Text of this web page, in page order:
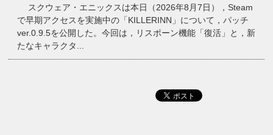
スクウェア・エニックスは本日（2026年8月7日），Steam
で早期アクセスを実施中の「KILLERINN」について，パッチ
ver.0.9.5を公開した。今回は，リスポーン機能「復活」と，新
たなキャラクタ...